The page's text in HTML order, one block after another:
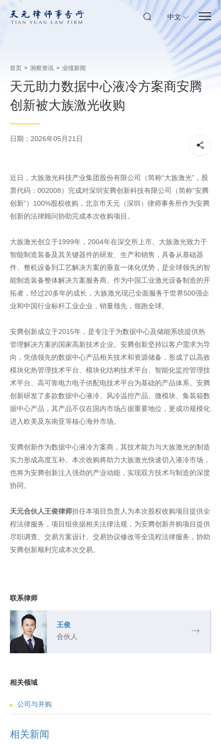
中文
首页 > 洞察资讯 > 业绩新闻
天元助力数据中心液冷方案商安腾
创新被大族激光收购
日期：2026年05月21日
近日，大族激光科技产业集团股份有限公司（简称“大族激光”，股
票代码：002008）完成对深圳安腾创新科技有限公司（简称“安腾
创新”）100%股权收购，北京市天元（深圳）律师事务所作为安腾
创新的法律顾问协助完成本次收购项目。
大族激光创立于1999年，2004年在深交所上市。大族激光致力于
智能制造装备及其关键器件的研发、生产和销售，具备从基础器
件、整机设备到工艺解决方案的垂直一体化优势，是全球领先的智
能制造装备整体解决方案服务商。作为中国工业激光设备制造的开
拓者，经过20多年的成长，大族激光现已全面服务于世界500强企
业和中国行业标杆工业企业，销量领先，领跑全球。
安腾创新成立于2015年，是专注于为数据中心及储能系统提供热
管理解决方案的国家高新技术企业。安腾创新坚持以客户需求为导
向，凭借领先的数据中心产品相关技术和资源储备，形成了以高效
模块化热管理技术平台、模块化结构技术平台、智能化监控管理技
术平台、高可靠电力电子供配电技术平台为基础的产品体系。安腾
创新研发了多款数据中心液冷、风冷温控产品、微模块、集装箱数
据中心产品，其产品不仅在国内市场占据重要地位，更成功规模化
进入欧美及东南亚等核心海外市场。
安腾创新作为数据中心液冷方案商，其技术能力与大族激光的制造
实力形成高度互补。本次收购将助力大族激光快速切入液冷市场，
也将为安腾创新注入强劲的产业动能，实现双方技术与制造的深度
协同。
天元合伙人王俊律师担任本项目负责人为本次股权收购项目提供全
程法律服务，项目组依据相关法律法规，为安腾创新并购项目提供
尽职调查、交易方案设计、交易协议修改等全流程法律服务，协助
安腾创新顺利完成本次交易。
联系律师
王俊
合伙人
相关领域
公司与并购
相关新闻